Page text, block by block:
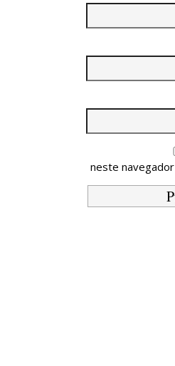
neste